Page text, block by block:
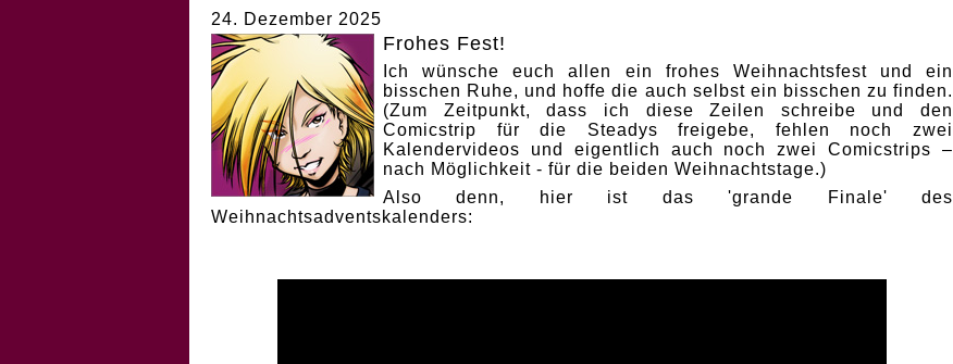
24. Dezember 2025
Frohes Fest!
Ich wünsche euch allen ein frohes Weihnachtsfest und ein
bisschen Ruhe, und hoffe die auch selbst ein bisschen zu finden.
(Zum Zeitpunkt, dass ich diese Zeilen schreibe und den
Comicstrip für die Steadys freigebe, fehlen noch zwei
Kalendervideos und eigentlich auch noch zwei Comicstrips –
nach Möglichkeit - für die beiden Weihnachtstage.)
Also denn, hier ist das 'grande Finale' des
Weihnachtsadventskalenders: